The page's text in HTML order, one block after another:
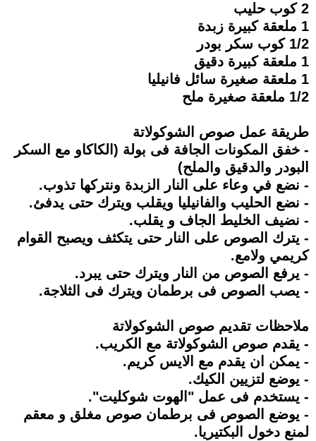
2 كوب حليب
1 ملعقة كبيرة زبدة
1/2 كوب سكر بودر
1 ملعقة كبيرة دقيق
1 ملعقة صغيرة سائل فانيليا
1/2 ملعقة صغيرة ملح
طريقة عمل صوص الشوكولاتة
- خفق المكونات الجافة فى بولة (الكاكاو مع السكر
البودر والدقيق والملح)
- نضع في وعاء على النار الزبدة ونتركها تذوب.
- نضع الحليب والفانيليا ويقلب ويترك حتى يدفئ.
- نضيف الخليط الجاف و يقلب.
- يترك الصوص على النار حتى يتكثف ويصبح القوام
كريمي ولامع.
- يرفع الصوص من النار ويترك حتى يبرد.
- يصب الصوص فى برطمان ويترك فى الثلاجة.
ملاحظات تقديم صوص الشوكولاتة
- يقدم صوص الشوكولاتة مع الكريب.
- يمكن ان يقدم مع الايس كريم.
- يوضع لتزيين الكيك.
- يستخدم فى عمل "الهوت شوكليت".
- يوضع الصوص فى برطمان صوص مغلق و معقم
لمنع دخول البكتيريا.